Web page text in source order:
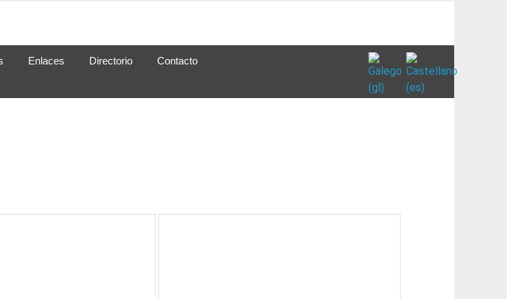
Enlaces Directorio Contacto